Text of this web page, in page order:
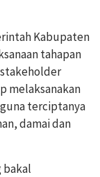
Kabupaten
tahapan
stakeholder
melaksanakan
terciptanya
damai dan
bakal